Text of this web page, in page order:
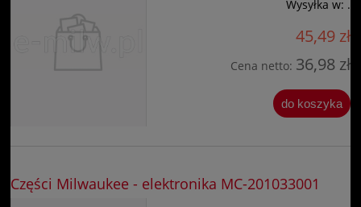
Wysyłka w: .
45,49 zł
Cena netto: 36,98 zł
do koszyka
Części Milwaukee - elektronika MC-201033001